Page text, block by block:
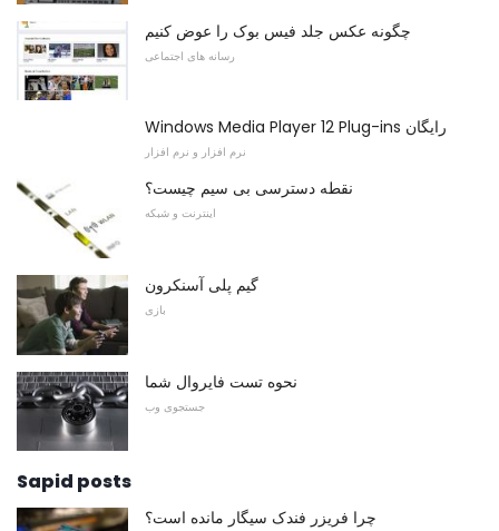
چگونه عکس جلد فیس بوک را عوض کنیم
رسانه های اجتماعی
Windows Media Player 12 Plug-ins رایگان
نرم افزار و نرم افزار
نقطه دسترسی بی سیم چیست؟
اینترنت و شبکه
گیم پلی آسنکرون
بازی
نحوه تست فایروال شما
جستجوی وب
Sapid posts
چرا فریزر فندک سیگار مانده است؟